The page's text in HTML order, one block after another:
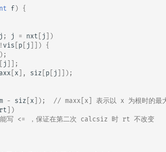
f) {
j ; j = nxt j
])
! vis p j ]]) {
);
j
]];
x ], siz p j
]]);
- siz x ]);
// maxx[x] 表示以 x 为根时的最
rt ])
写 <= ，保证在第二次 calcsiz 时 rt 不改变